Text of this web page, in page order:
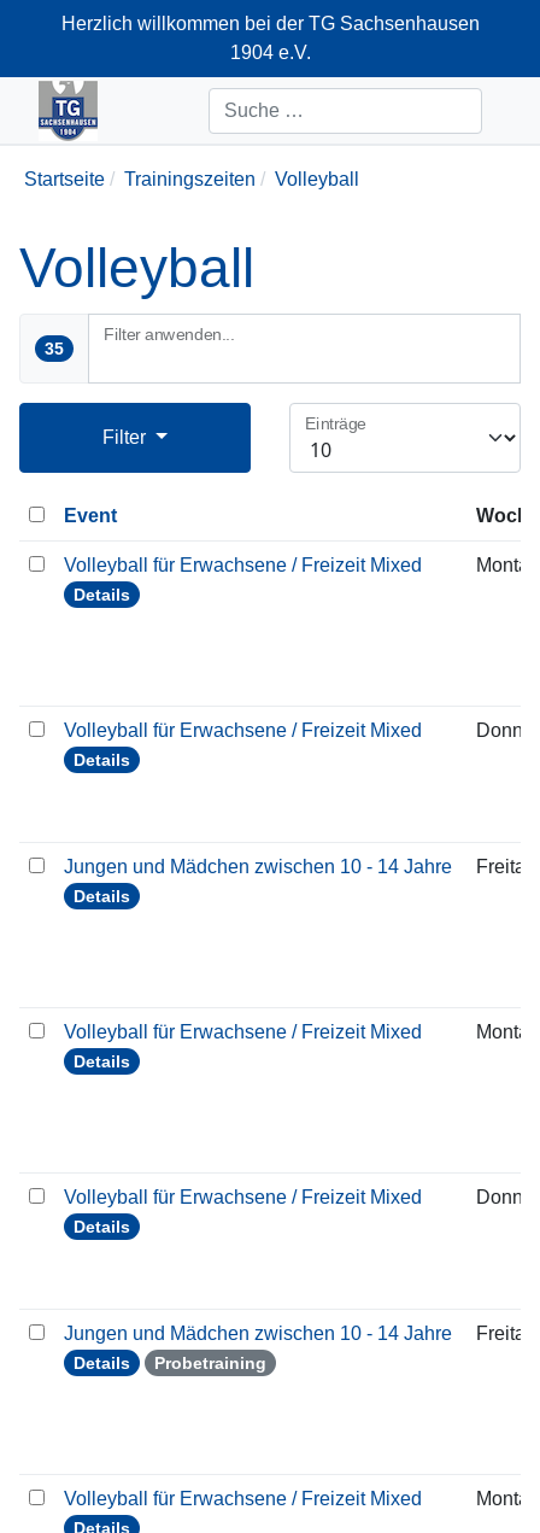
Herzlich willkommen bei der TG Sachsenhausen
1904 e.V.
+49-69-66374712
Suchen
Startseite Trainingszeiten Volleyball
Volleyball
35
Filter anwenden...
Filter
Einträge
Event
Volleyball für Erwachsene / Freizeit Mixed
Details
Montag
Volleyball für Erwachsene / Freizeit Mixed
Details
Jungen und Mädchen zwischen 10 - 14 Jahre
Details
Freitag
Volleyball für Erwachsene / Freizeit Mixed
Details
Montag
Volleyball für Erwachsene / Freizeit Mixed
Details
Jungen und Mädchen zwischen 10 - 14 Jahre
Details Probetraining
Freitag
Volleyball für Erwachsene / Freizeit Mixed
Details
Montag